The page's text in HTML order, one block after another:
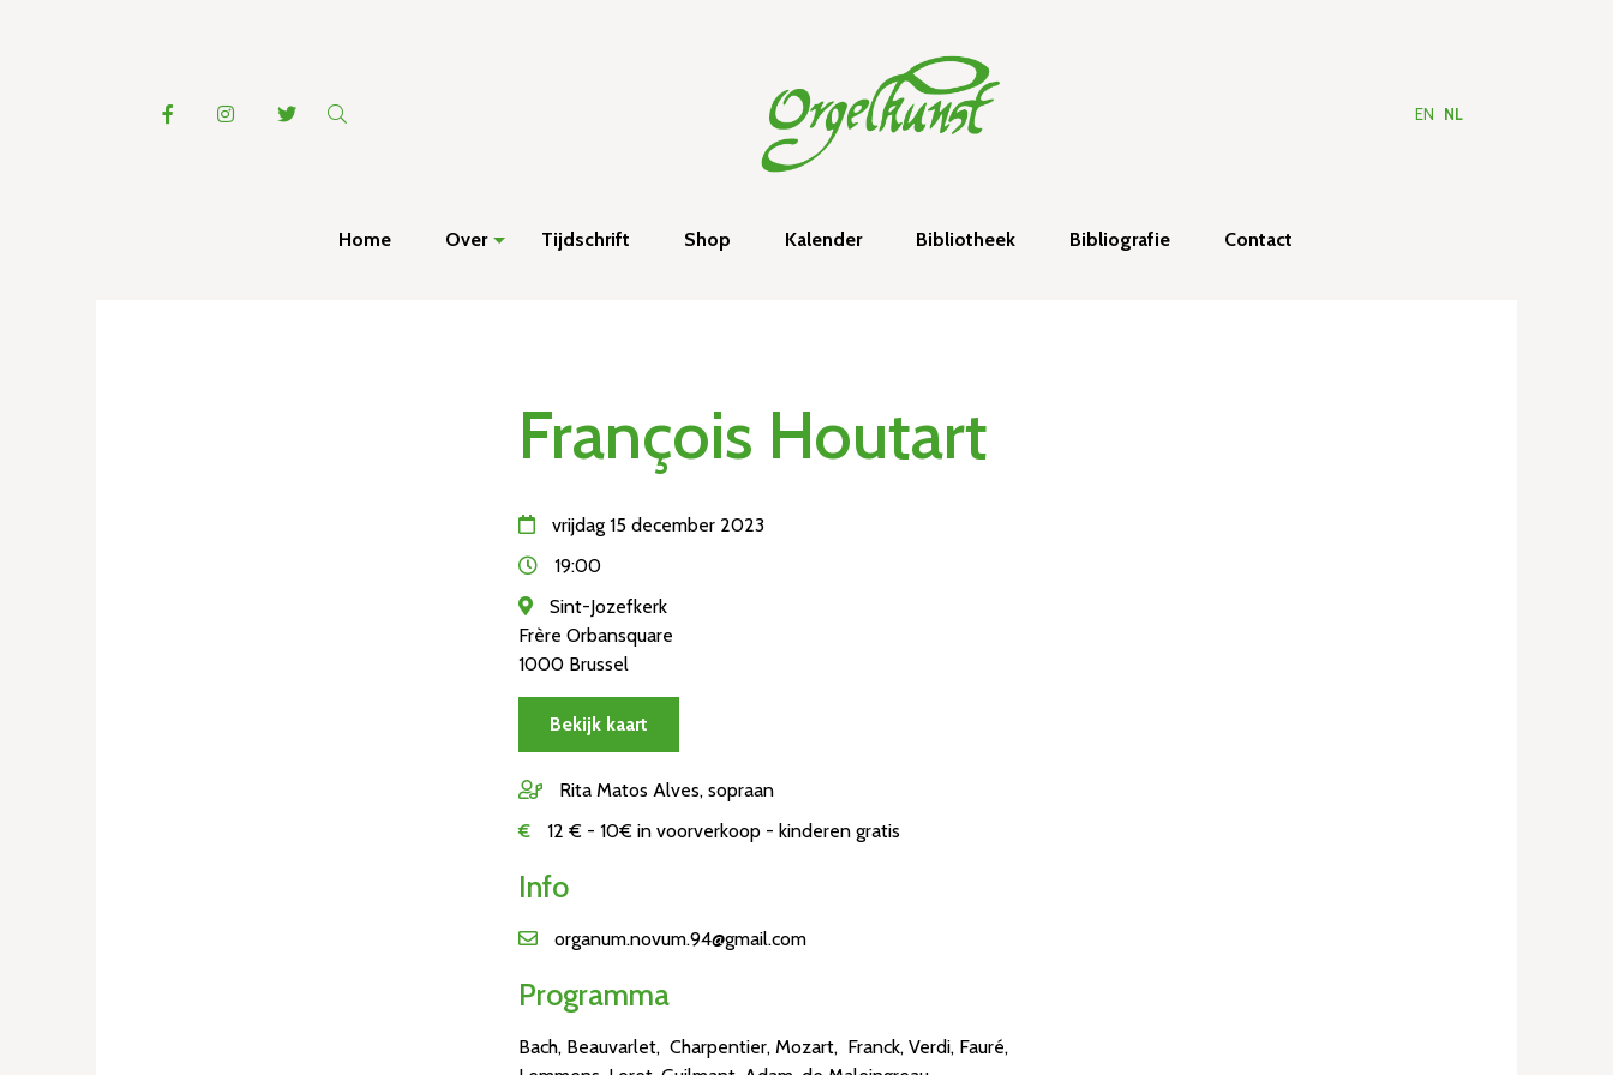
EN NL
Home Over Tijdschrift Shop Kalender Bibliotheek Bibliografie Contact
François Houtart
vrijdag 15 december 2023
19:00
Sint-Jozefkerk
Frère Orbansquare
1000 Brussel
Bekijk kaart
Rita Matos Alves, sopraan
€
12 € - 10€ in voorverkoop - kinderen gratis
Info
organum.novum.94@gmail.com
Programma
Bach, Beauvarlet, Charpentier, Mozart, Franck, Verdi, Fauré,